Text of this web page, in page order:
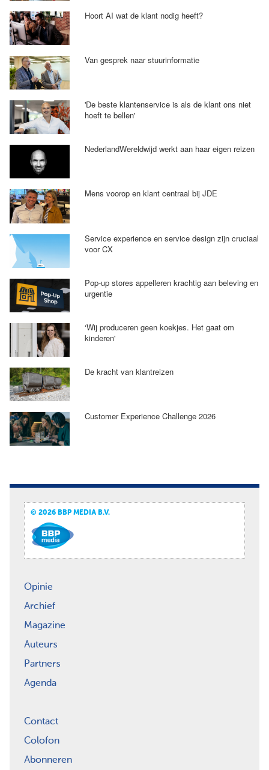
Hoort AI wat de klant nodig heeft?
Van gesprek naar stuurinformatie
'De beste klantenservice is als de klant ons niet
hoeft te bellen'
NederlandWereldwijd werkt aan haar eigen reizen
Mens voorop en klant centraal bij JDE
Service experience en service design zijn cruciaal
voor CX
Pop-up stores appelleren krachtig aan beleving en
urgentie
‘Wij produceren geen koekjes. Het gaat om
kinderen'
De kracht van klantreizen
Customer Experience Challenge 2026
© 2026 BBP MEDIA B.V.
Opinie
Archief
Magazine
Auteurs
Partners
Agenda
Contact
Colofon
Abonneren